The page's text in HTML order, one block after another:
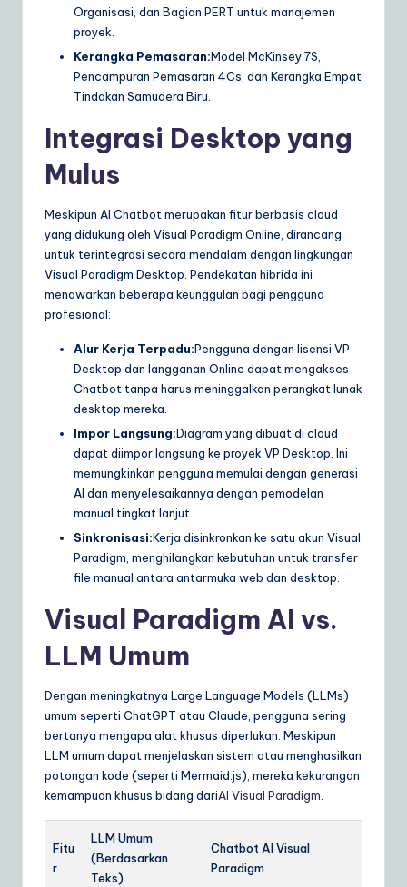
Organisasi, dan Bagian PERT untuk manajemen
proyek.
Kerangka Pemasaran:Model McKinsey 7S,
Pencampuran Pemasaran 4Cs, dan Kerangka Empat
Tindakan Samudera Biru.
Integrasi Desktop yang
Mulus
Meskipun AI Chatbot merupakan fitur berbasis cloud
yang didukung oleh Visual Paradigm Online, dirancang
untuk terintegrasi secara mendalam dengan lingkungan
Visual Paradigm Desktop. Pendekatan hibrida ini
menawarkan beberapa keunggulan bagi pengguna
profesional:
Alur Kerja Terpadu:Pengguna dengan lisensi VP
Desktop dan langganan Online dapat mengakses
Chatbot tanpa harus meninggalkan perangkat lunak
desktop mereka.
Impor Langsung:Diagram yang dibuat di cloud
dapat diimpor langsung ke proyek VP Desktop. Ini
memungkinkan pengguna memulai dengan generasi
AI dan menyelesaikannya dengan pemodelan
manual tingkat lanjut.
Sinkronisasi:Kerja disinkronkan ke satu akun Visual
Paradigm, menghilangkan kebutuhan untuk transfer
file manual antara antarmuka web dan desktop.
Visual Paradigm AI vs.
LLM Umum
Dengan meningkatnya Large Language Models (LLMs)
umum seperti ChatGPT atau Claude, pengguna sering
bertanya mengapa alat khusus diperlukan. Meskipun
LLM umum dapat menjelaskan sistem atau menghasilkan
potongan kode (seperti Mermaid.js), mereka kekurangan
kemampuan khusus bidang dariAI Visual Paradigm
Fitu
r
LLM Umum
(Berdasarkan
Teks)
Chatbot AI Visual
Paradigm